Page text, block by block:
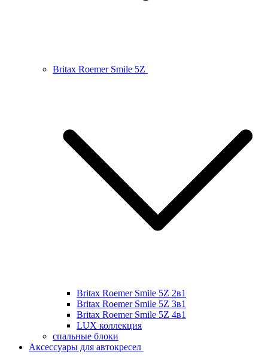
Britax Roemer Smile 5Z
Britax Roemer Smile 5Z 2в1
Britax Roemer Smile 5Z 3в1
Britax Roemer Smile 5Z 4в1
LUX коллекция
спальные блоки
Аксессуары для автокресел